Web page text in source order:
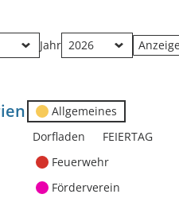
Jahr
Allgemeines
Dorfladen
FEIERTAG
Feuerwehr
Förderverein